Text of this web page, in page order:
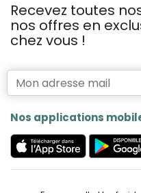
Recevez toutes
nos offres en
chez vous !
Nos applications